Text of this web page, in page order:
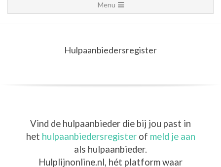
Navigation
Menu
Menu
Hulpaanbiedersregister
Vind de hulpaanbieder die bij jou past in
het hulpaanbiedersregisterof meld je aan
als hulpaanbieder.
Hulplijnonline.nl, hét platform waar